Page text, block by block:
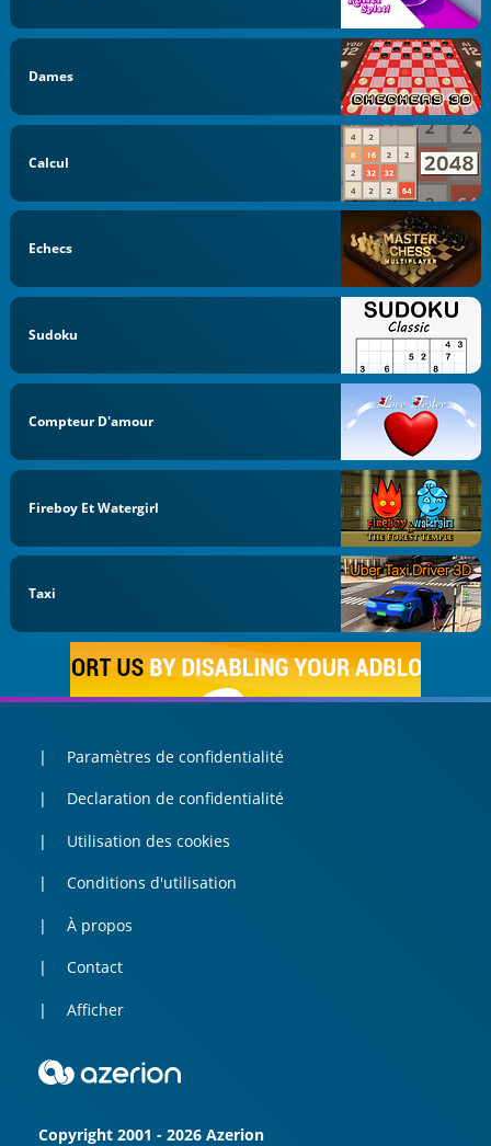
Dames
Calcul
Echecs
Sudoku
Compteur D'amour
Fireboy Et Watergirl
Taxi
Paramètres de confidentialité
Declaration de confidentialité
Utilisation des cookies
Conditions d'utilisation
À propos
Contact
Afficher
Copyright 2001 - 2026 Azerion